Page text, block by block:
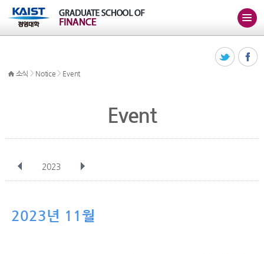
소식 > Notice > Event
Event
2023
12월
2023년 11월